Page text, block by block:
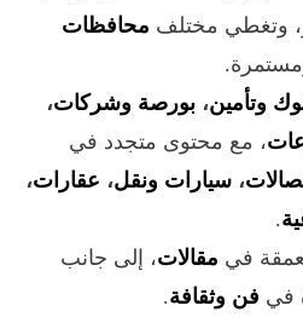
وتغطي مختلف محافظات
وتأمين، بورصة وشركات،
، مع محتوى متجدد في
، سيارات ونقل، عقارات،
.
في مقالات، إلى جانب
في فن وثقافة.